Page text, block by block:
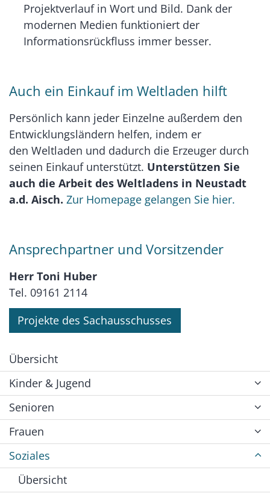
Projektverlauf in Wort und Bild. Dank der
modernen Medien funktioniert der
Informationsrückfluss immer besser.
Auch ein Einkauf im Weltladen hilft
Persönlich kann jeder Einzelne außerdem den
Entwicklungsländern helfen, indem er
den Weltladen und dadurch die Erzeuger durch
seinen Einkauf unterstützt. Unterstützen Sie
auch die Arbeit des Weltladens in Neustadt
a.d. Aisch. Zur Homepage gelangen Sie hier.
Ansprechpartner und Vorsitzender
Herr Toni Huber
Tel. 09161 2114
Projekte des Sachausschusses
Übersicht
Kinder & Jugend
Senioren
Frauen
Soziales
Übersicht